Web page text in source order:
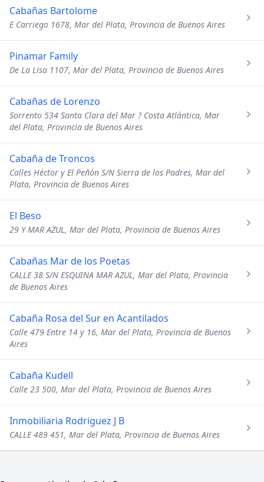
Cabañas Bartolome
E Carriego 1678, Mar del Plata, Provincia de Buenos Aires
Pinamar Family
De La Lisa 1107, Mar del Plata, Provincia de Buenos Aires
Cabañas de Lorenzo
Sorrento 534 Santa Clara del Mar ? Costa Atlántica, Mar
del Plata, Provincia de Buenos Aires
Cabaña de Troncos
Calles Héctor y El Peñón S/N Sierra de los Padres, Mar del
Plata, Provincia de Buenos Aires
El Beso
29 Y MAR AZUL, Mar del Plata, Provincia de Buenos Aires
Cabañas Mar de los Poetas
CALLE 38 S/N ESQUINA MAR AZUL, Mar del Plata, Provincia
de Buenos Aires
Cabaña Rosa del Sur en Acantilados
Calle 479 Entre 14 y 16, Mar del Plata, Provincia de Buenos
Aires
Cabaña Kudell
Calle 23 500, Mar del Plata, Provincia de Buenos Aires
Inmobiliaria Rodriguez J B
CALLE 489 451, Mar del Plata, Provincia de Buenos Aires